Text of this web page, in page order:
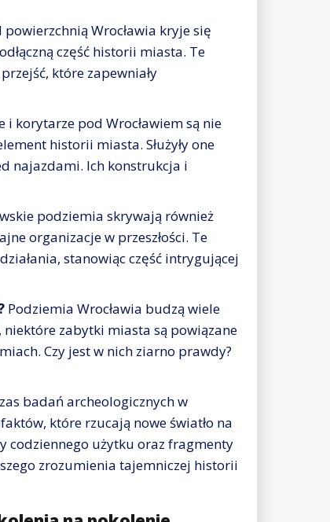
powierzchnią Wrocławia kryje się
część historii miasta. Te
które zapewniały
i korytarze pod Wrocławiem są nie
historii miasta. Służyły one
najazdami. Ich konstrukcja i
podziemia skrywają również
organizacje w przeszłości. Te
stanowiąc część intrygującej
Podziemia Wrocławia budzą wiele
zabytki miasta są powiązane
Czy jest w nich ziarno prawdy?
badań archeologicznych w
które rzucają nowe światło na
codziennego użytku oraz fragmenty
zrozumienia tajemniczej historii